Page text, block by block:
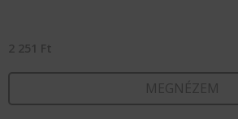
2 251 Ft
MEGNÉZEM